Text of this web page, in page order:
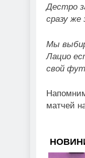
Дестро
сразу же
Мы
Лацио
свой
матчей